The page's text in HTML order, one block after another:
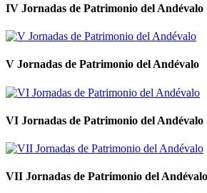
IV Jornadas de Patrimonio del Andévalo
V Jornadas de Patrimonio del Andévalo
VI Jornadas de Patrimonio del Andévalo
VII Jornadas de Patrimonio del Andévalo